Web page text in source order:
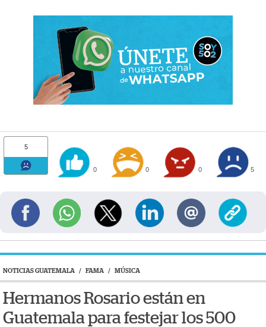
5
0 0 0 5
NOTICIAS GUATEMALA / FAMA / MÚSICA
Hermanos Rosario están en
Guatemala para festejar los 500